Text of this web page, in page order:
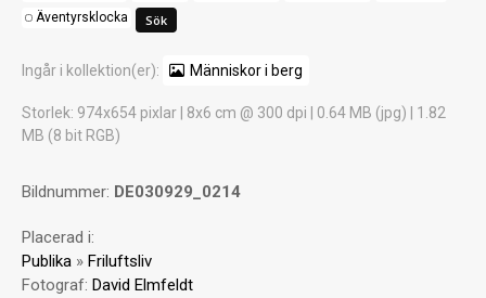
Äventyrsklocka
Ingår i kollektion(er): Människor i berg
Storlek: 974x654 pixlar | 8x6 cm @ 300 dpi | 0.64 MB (jpg) | 1.82
MB (8 bit RGB)
Bildnummer: DE030929_0214
Placerad i:
Publika » Friluftsliv
Fotograf: David Elmfeldt